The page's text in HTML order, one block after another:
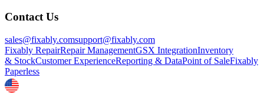
Contact Us
sales@fixably.comsupport@fixably.com
Fixably RepairRepair ManagementGSX IntegrationInventory
& StockCustomer ExperienceReporting & DataPoint of SaleFixably
Paperless